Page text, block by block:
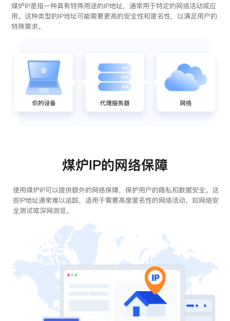
煤炉IP是指一种具有特殊用途的IP地址，通常用于特定的网络活动或应
用。这种类型的IP地址可能需要更高的安全性和匿名性，以满足用户的
特殊需求。
煤炉IP的网络保障
使用煤炉IP可以提供额外的网络保障，保护用户的隐私和数据安全。这
些IP地址通常难以追踪，适用于需要高度匿名性的网络活动，如网络安
全测试或深网浏览。